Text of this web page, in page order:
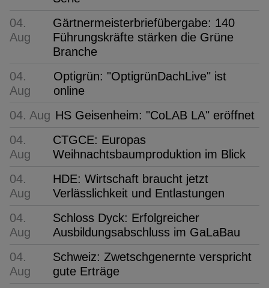
04.
Aug
Gärtnermeisterbriefübergabe: 140
Führungskräfte stärken die Grüne
Branche
04.
Aug
Optigrün: "OptigrünDachLive" ist
online
04. Aug HS Geisenheim: "CoLAB LA" eröffnet
04.
Aug
CTGCE: Europas
Weihnachtsbaumproduktion im Blick
04.
Aug
HDE: Wirtschaft braucht jetzt
Verlässlichkeit und Entlastungen
04.
Aug
Schloss Dyck: Erfolgreicher
Ausbildungsabschluss im GaLaBau
04.
Aug
Schweiz: Zwetschgenernte verspricht
gute Erträge